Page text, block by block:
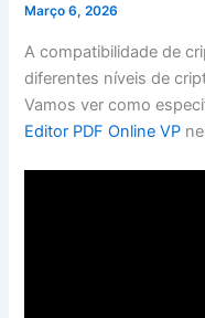
Março 6, 2026
A compatibilidade de
diferentes níveis de
Vamos ver como
Editor PDF Online VP